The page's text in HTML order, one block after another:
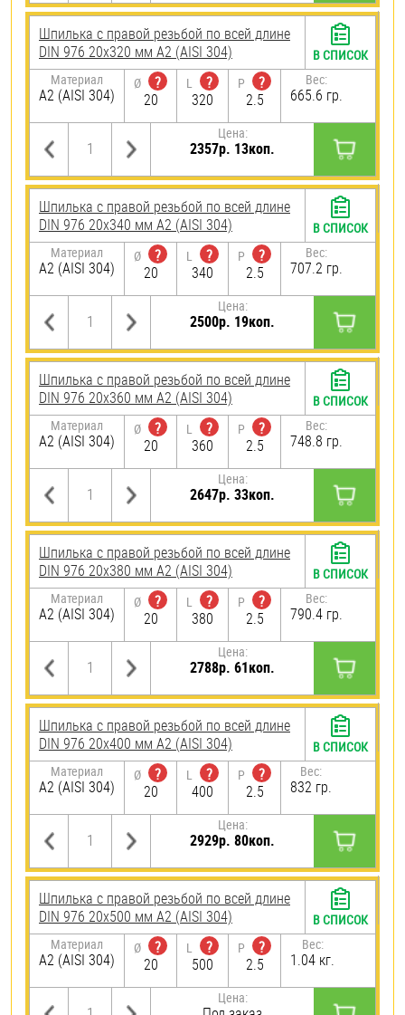
Шпилька с правой резьбой по всей длине
DIN 976 20х320 мм А2 (AISI 304)
Материал
А2 (AISI 304)
Ø
?
20
L
?
320
P
?
2.5
Вес:
665.6 гр.
Цена:
2357р. 13коп.
В СПИСОК
Шпилька с правой резьбой по всей длине
DIN 976 20х340 мм А2 (AISI 304)
Материал
А2 (AISI 304)
Ø
?
20
L
?
340
P
?
2.5
Вес:
707.2 гр.
Цена:
2500р. 19коп.
В СПИСОК
Шпилька с правой резьбой по всей длине
DIN 976 20х360 мм А2 (AISI 304)
Материал
А2 (AISI 304)
Ø
?
20
L
?
360
P
?
2.5
Вес:
748.8 гр.
Цена:
2647р. 33коп.
В СПИСОК
Шпилька с правой резьбой по всей длине
DIN 976 20х380 мм А2 (AISI 304)
Материал
А2 (AISI 304)
Ø
?
20
L
?
380
P
?
2.5
Вес:
790.4 гр.
Цена:
2788р. 61коп.
В СПИСОК
Шпилька с правой резьбой по всей длине
DIN 976 20х400 мм А2 (AISI 304)
Материал
А2 (AISI 304)
Ø
?
20
L
?
400
P
?
2.5
Вес:
832 гр.
Цена:
2929р. 80коп.
В СПИСОК
Шпилька с правой резьбой по всей длине
DIN 976 20х500 мм А2 (AISI 304)
Материал
А2 (AISI 304)
Ø
?
20
L
?
500
P
?
2.5
Вес:
1.04 кг.
Цена:
В СПИСОК